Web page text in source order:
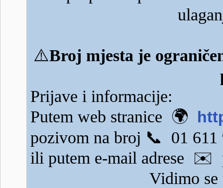
⚠️Broj mjesta je
Prijave i informacije:
Putem web stranice 🌍
pozivom na broj 📞 01 611
ili putem e-mail adrese ✉️
Vidimo